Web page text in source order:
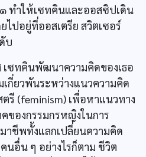
ทำให้เซทคินและออสซิปเดิน
ไปอยู่ที่ออสเตรีย สวิตเซอร์
บ
ซทคินพัฒนาความคิดของเธอ
กี่ยวพันระหว่างแนวความคิด
รี (feminism) เพื่อหาแนวทาง
ของกรรมกรหญิงในการ
าชีพทั้งแลกเปลี่ยนความคิด
นอื่น ๆ อย่างไรก็ตาม ชีวิต